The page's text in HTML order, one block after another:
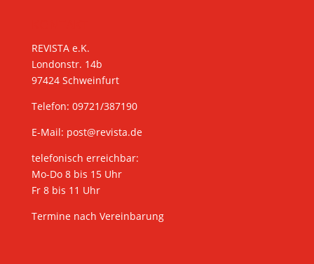
REVISTA e.K.
Londonstr. 14b
97424 Schweinfurt
Telefon: 09721/387190
E-Mail: post@revista.de
telefonisch erreichbar:
Mo-Do 8 bis 15 Uhr
Fr 8 bis 11 Uhr
Termine nach Vereinbarung